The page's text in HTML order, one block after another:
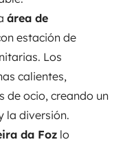
área de
estación de
Los
calientes,
de ocio, creando un
la diversión.
da Foz lo